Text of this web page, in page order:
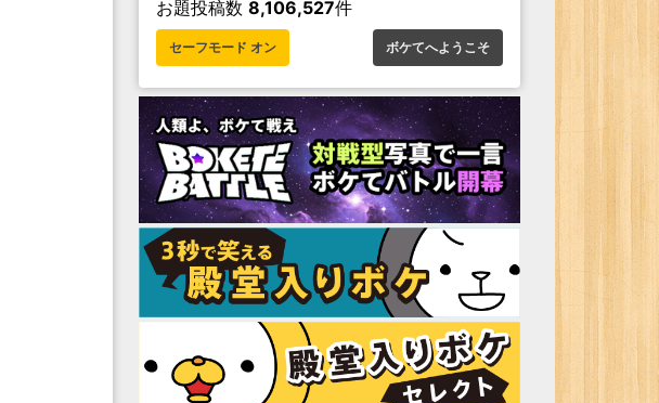
お題投稿数 8,106,527件
セーフモード オン ボケてへようこそ